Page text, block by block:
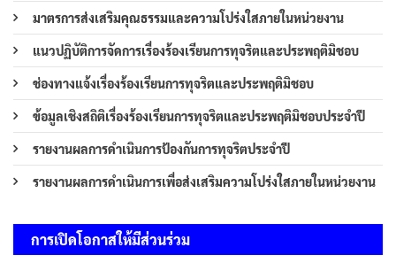
มาตรการส่งเสริมคุณธรรมและความโปร่งใสภายในหน่วยงาน
แนวปฏิบัติการจัดการเรื่องร้องเรียนการทุจริตและประพฤติมิชอบ
ช่องทางแจ้งเรื่องร้องเรียนการทุจริตและประพฤติมิชอบ
ข้อมูลเชิงสถิติเรื่องร้องเรียนการทุจริตและประพฤติมิชอบประจำปี
รายงานผลการดำเนินการป้องกันการทุจริตประจำปี
รายงานผลการดำเนินการเพื่อส่งเสริมความโปร่งใสภายในหน่วยงาน
การเปิดโอกาสให้มีส่วนร่วม